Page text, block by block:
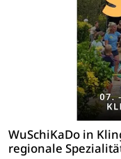
WuSchiKaDo in
regionale